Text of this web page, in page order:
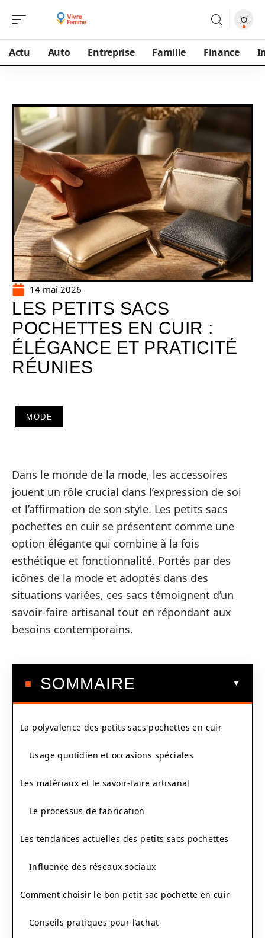
Actu Auto Entreprise Famille Finance
14 mai 2026
LES PETITS SACS
POCHETTES EN CUIR :
ÉLÉGANCE ET PRATICITÉ
RÉUNIES
MODE
Dans le monde de la mode, les accessoires
jouent un rôle crucial dans l’expression de soi
et l’affirmation de son style. Les petits sacs
pochettes en cuir se présentent comme une
option élégante qui combine à la fois
esthétique et fonctionnalité. Portés par des
icônes de la mode et adoptés dans des
situations variées, ces sacs témoignent d’un
savoir-faire artisanal tout en répondant aux
besoins contemporains.
SOMMAIRE
La polyvalence des petits sacs pochettes en cuir
Usage quotidien et occasions spéciales
Les matériaux et le savoir-faire artisanal
Le processus de fabrication
Les tendances actuelles des petits sacs pochettes
Influence des réseaux sociaux
Comment choisir le bon petit sac pochette en cuir
Conseils pratiques pour l’achat